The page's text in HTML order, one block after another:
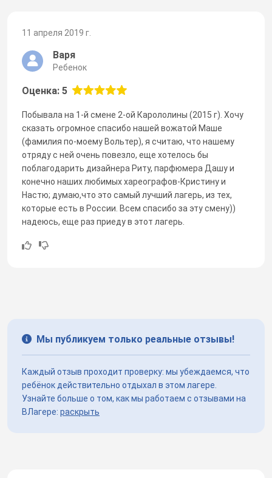
11 апреля 2019 г.
Варя
Ребенок
Оценка: 5
Побывала на 1-й смене 2-ой Карололины (2015 г). Хочу
сказать огромное спасибо нашей вожатой Маше
(фамилия по-моему Вольтер), я считаю, что нашему
отряду с ней очень повезло, еще хотелось бы
поблагодарить дизайнера Риту, парфюмера Дашу и
конечно наших любимых хареографов-Кристину и
Настю; думаю,что это самый лучший лагерь, из тех,
которые есть в России. Всем спасибо за эту смену))
надеюсь, еще раз приеду в этот лагерь.
Мы публикуем только реальные отзывы!
Каждый отзыв проходит проверку: мы убеждаемся, что
ребёнок действительно отдыхал в этом лагере.
Узнайте больше о том, как мы работаем с отзывами на
ВЛагере: раскрыть